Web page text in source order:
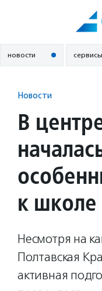
новости сервисы
Новости
В
к школе
Несмотря на
Полтавская
активная